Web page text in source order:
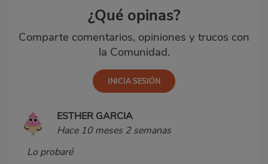
¿Qué opinas?
Comparte comentarios, opiniones y trucos con
la Comunidad.
ESTHER GARCIA
Hace 10 meses 2 semanas
Lo probaré